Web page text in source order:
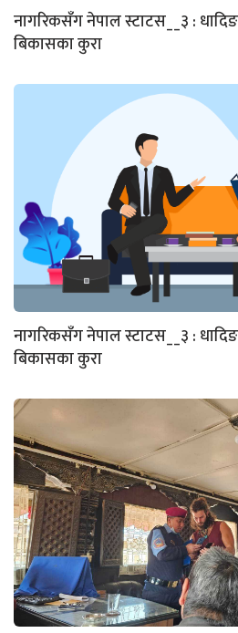
नागरिकसँग नेपाल स्टाटस__३ :
बिकासका कुरा
नागरिकसँग नेपाल स्टाटस__३ :
बिकासका कुरा